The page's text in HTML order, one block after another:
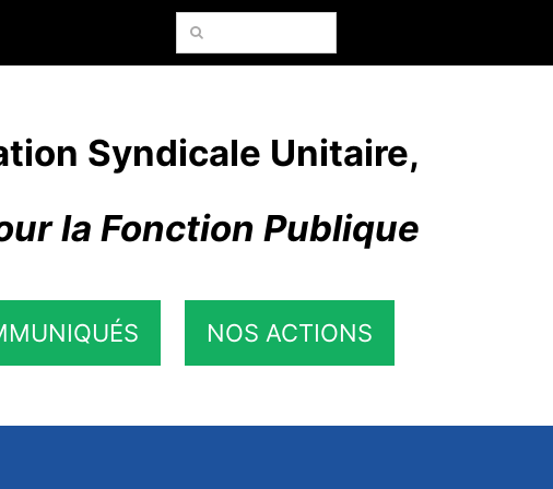
Rechercher:
Syndicale Unitaire,
la Fonction Publique
NOS ACTIONS